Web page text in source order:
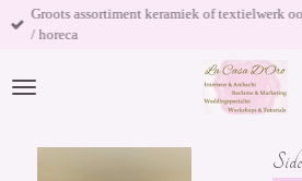
Ga
direct
de
Groots assortiment keramiek of textielwerk
/ horeca